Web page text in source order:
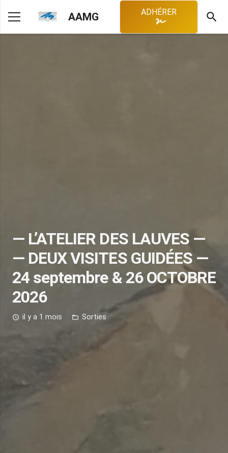
AAMG ADHÉRER search
— L’ATELIER DES LAUVES —
— DEUX VISITES GUIDÉES —
24 septembre & 26 OCTOBRE
2026
access_time il y a 1 mois folder_open Sorties